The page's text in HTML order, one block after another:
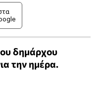
δημάρχου
την ημέρα.